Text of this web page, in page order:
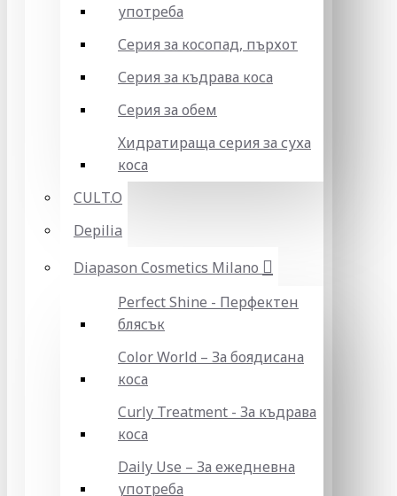
употреба
Серия за косопад, пърхот
Серия за къдрава коса
Серия за обем
Хидратираща серия за суха
коса
CULT.O
Depilia
Diapason Cosmetics Milano
Perfect Shine - Перфектен
блясък
Color World – За боядисана
коса
Curly Treatment - За къдрава
коса
Daily Use – За ежедневна
употреба